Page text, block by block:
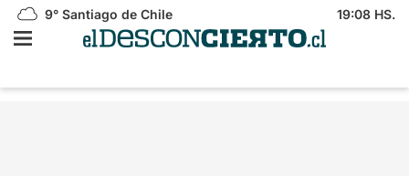
9° Santiago de Chile 19:08 HS.